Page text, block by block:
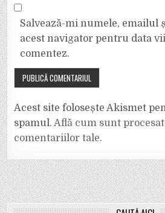
Salvează-mi numele, emailul
acest navigator pentru data
comentez.
Acest site folosește Akismet
spamul.Află cum sunt
comentariilor tale.